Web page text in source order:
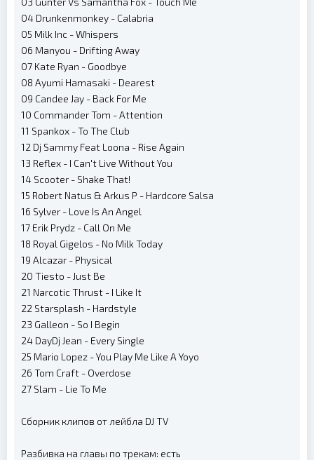
04 Drunkenmonkey - Calabria
05 Milk Inc - Whispers
06 Manyou - Drifting Away
07 Kate Ryan - Goodbye
08 Ayumi Hamasaki - Dearest
09 Candee Jay - Back For Me
10 Commander Tom - Attention
11 Spankox - To The Club
12 Dj Sammy Feat Loona - Rise Again
13 Reflex - I Can't Live Without You
14 Scooter - Shake That!
15 Robert Natus & Arkus P - Hardcore Salsa
16 Sylver - Love Is An Angel
17 Erik Prydz - Call On Me
18 Royal Gigelos - No Milk Today
19 Alcazar - Physical
20 Tiesto - Just Be
21 Narcotic Thrust - I Like It
22 Starsplash - Hardstyle
23 Galleon - So I Begin
24 DayDj Jean - Every Single
25 Mario Lopez - You Play Me Like A Yoyo
26 Tom Craft - Overdose
27 Slam - Lie To Me
Сборник клипов от лейбла DJ TV
Разбивка на главы по трекам: есть